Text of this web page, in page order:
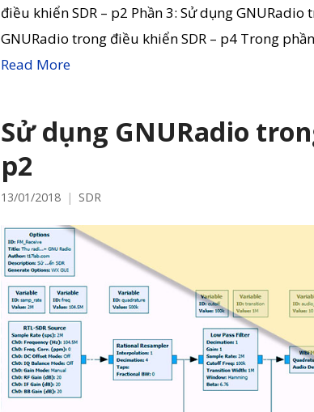
điều khiển SDR – p2 Phần 3: Sử dụng
GNURadio trong điều khiển SDR – p4 Trong
Read More
Sử dụng GNURadio
p2
13/01/2018 SDR